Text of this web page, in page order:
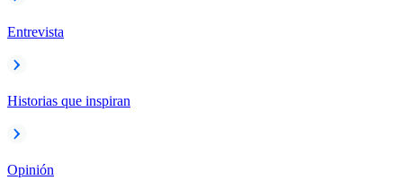
Entrevista
Historias que inspiran
Opinión